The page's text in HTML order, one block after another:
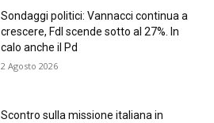
Sondaggi politici: Vannacci continua a
crescere, FdI scende sotto al 27%. In
calo anche il Pd
2 Agosto 2026
Scontro sulla missione italiana in